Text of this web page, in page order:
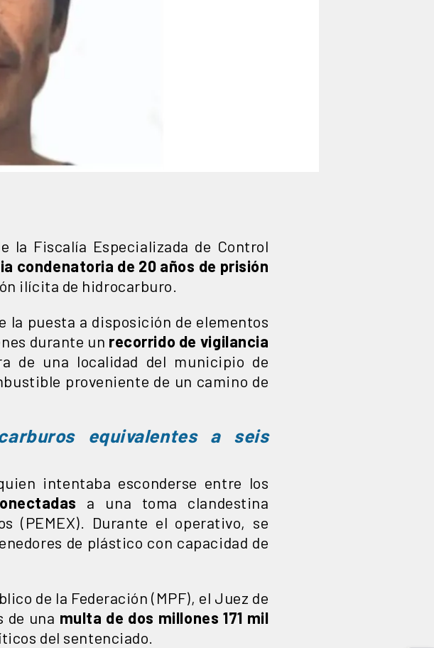
la Fiscalía Especializada de Control
condenatoria de 20 años de prisión
ilícita de hidrocarburo.
la puesta a disposición de elementos
durante un recorrido de vigilancia
de una localidad del municipio de
proveniente de un camino de
equivalentes a seis
intentaba esconderse entre los
a una toma clandestina
(PEMEX). Durante el operativo, se
de plástico con capacidad de
de la Federación (MPF), el Juez de
de una multa de dos millones 171 mil
del sentenciado.